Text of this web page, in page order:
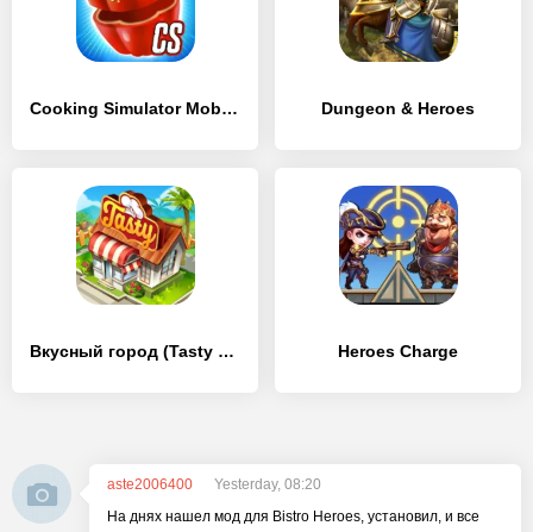
Cooking Simulator Mobile: Kitchen & Cooking Game Dungeon & Heroes
Вкусный город (Tasty Town) Heroes Charge
aste2006400
Yesterday, 08:20
На днях нашел мод для Bistro Heroes, установил, и все